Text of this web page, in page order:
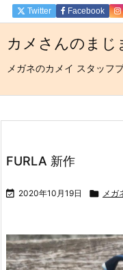
カメさんのまじ
メガネのカメイ スタッフ
Twitter Facebook
FURLA 新作
 2020年10月19日  メガ